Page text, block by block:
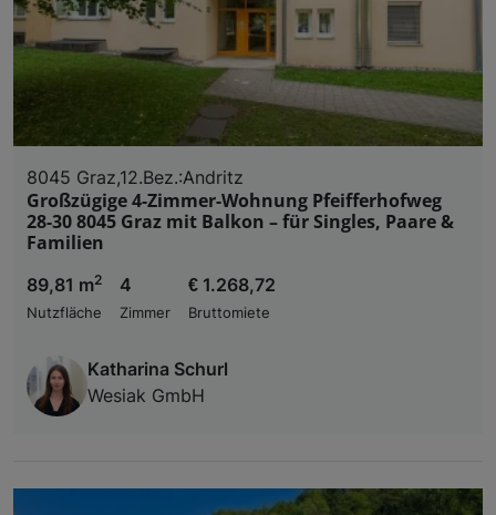
8045 Graz,12.Bez.:Andritz
Großzügige 4-Zimmer-Wohnung Pfeifferhofweg
28-30 8045 Graz mit Balkon – für Singles, Paare &
Familien
89,81 m2
Nutzfläche
4
Zimmer
€ 1.268,72
Bruttomiete
Katharina Schurl
Wesiak GmbH